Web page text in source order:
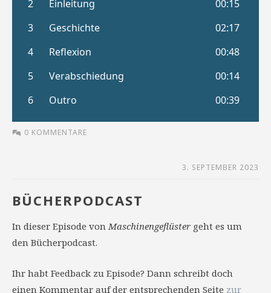
0 KOMMENTARE
3. SEPTEMBER 2023
BÜCHERPODCAST
In dieser Episode vonMaschinengeflüster geht es um
den Bücherpodcast.
Ihr habt Feedback zu Episode? Dann schreibt doch
einen Kommentar auf der entsprechenden Seite zur